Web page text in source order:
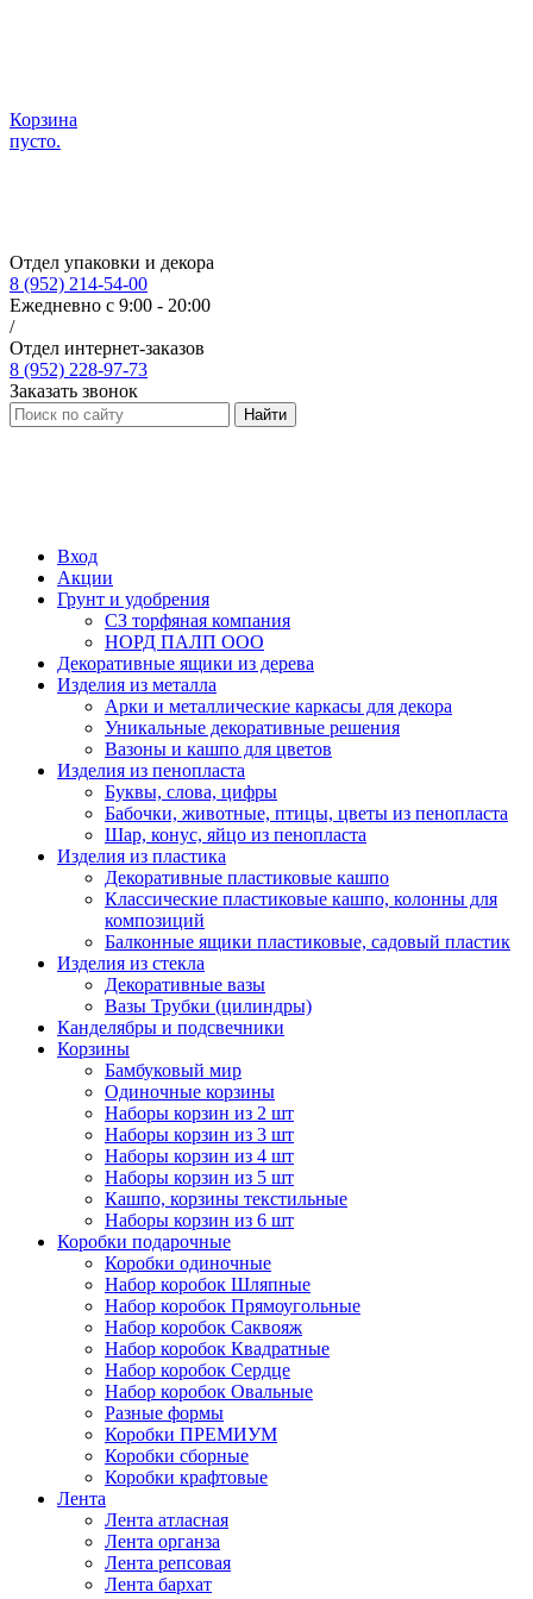
Корзина
пусто.
Отдел упаковки и декора
8 (952) 214-54-00
Ежедневно с 9:00 - 20:00
/
Отдел интернет-заказов
8 (952) 228-97-73
Заказать звонок
Найти
Вход
Акции
Грунт и удобрения
СЗ торфяная компания
НОРД ПАЛП ООО
Декоративные ящики из дерева
Изделия из металла
Арки и металлические каркасы для декора
Уникальные декоративные решения
Вазоны и кашпо для цветов
Изделия из пенопласта
Буквы, слова, цифры
Бабочки, животные, птицы, цветы из пенопласта
Шар, конус, яйцо из пенопласта
Изделия из пластика
Декоративные пластиковые кашпо
Классические пластиковые кашпо, колонны для
композиций
Балконные ящики пластиковые, садовый пластик
Изделия из стекла
Декоративные вазы
Вазы Трубки (цилиндры)
Канделябры и подсвечники
Корзины
Бамбуковый мир
Одиночные корзины
Наборы корзин из 2 шт
Наборы корзин из 3 шт
Наборы корзин из 4 шт
Наборы корзин из 5 шт
Кашпо, корзины текстильные
Наборы корзин из 6 шт
Коробки подарочные
Коробки одиночные
Набор коробок Шляпные
Набор коробок Прямоугольные
Набор коробок Саквояж
Набор коробок Квадратные
Набор коробок Сердце
Набор коробок Овальные
Разные формы
Коробки ПРЕМИУМ
Коробки сборные
Коробки крафтовые
Лента
Лента атласная
Лента органза
Лента репсовая
Лента бархат